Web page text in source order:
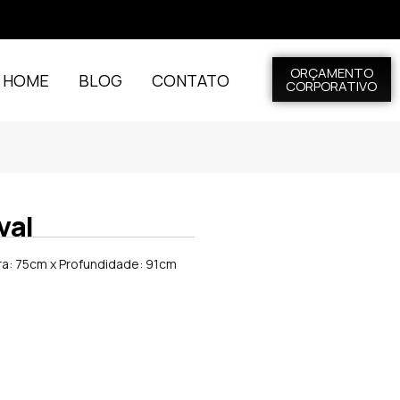
BLOG CONTATO ORÇAMENTO
CORPORATIVO
75cm x Profundidade: 91cm